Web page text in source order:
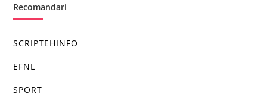
Recomandari
SCRIPTEHINFO
EFNL
SPORT